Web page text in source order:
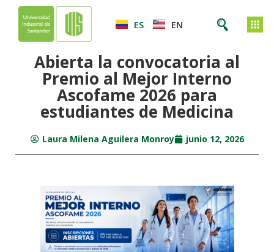
ES EN
Abierta la convocatoria al
Premio al Mejor Interno
Ascofame 2026 para
estudiantes de Medicina
Laura Milena Aguilera Monroy junio 12, 2026